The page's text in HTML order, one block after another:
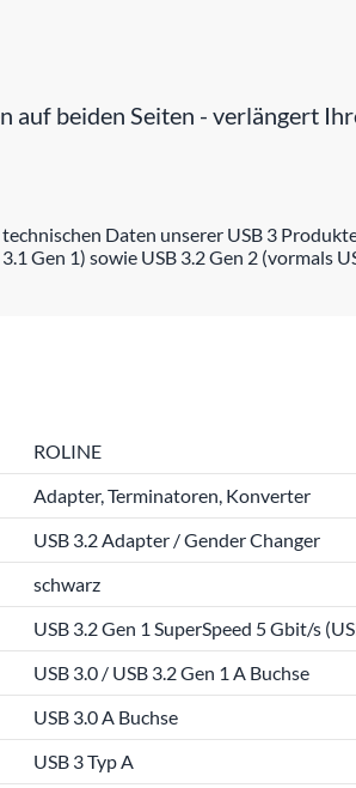
auf beiden Seiten - verlängert
Daten unserer USB 3
Gen 1) sowie USB 3.2 Gen 2 (vormals
ROLINE
Adapter, Terminatoren, Konverter
USB 3.2 Adapter / Gender Changer
schwarz
USB 3.2 Gen 1 SuperSpeed 5 Gbit/s
USB 3.0 / USB 3.2 Gen 1 A Buchse
USB 3.0 A Buchse
USB 3 Typ A